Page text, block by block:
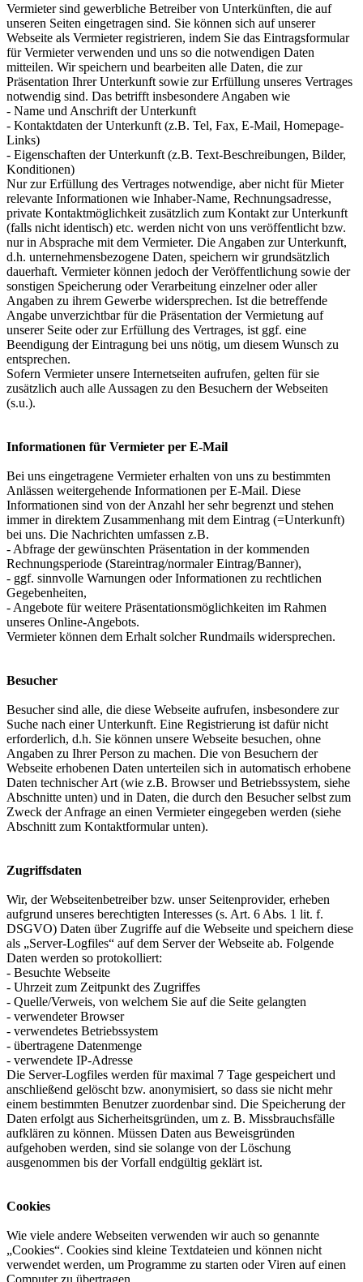
Vermieter sind gewerbliche Betreiber von Unterkünften, die auf
unseren Seiten eingetragen sind. Sie können sich auf unserer
Webseite als Vermieter registrieren, indem Sie das Eintragsformular
für Vermieter verwenden und uns so die notwendigen Daten
mitteilen. Wir speichern und bearbeiten alle Daten, die zur
Präsentation Ihrer Unterkunft sowie zur Erfüllung unseres Vertrages
notwendig sind. Das betrifft insbesondere Angaben wie
- Name und Anschrift der Unterkunft
- Kontaktdaten der Unterkunft (z.B. Tel, Fax, E-Mail, Homepage-
Links)
- Eigenschaften der Unterkunft (z.B. Text-Beschreibungen, Bilder,
Konditionen)
Nur zur Erfüllung des Vertrages notwendige, aber nicht für Mieter
relevante Informationen wie Inhaber-Name, Rechnungsadresse,
private Kontaktmöglichkeit zusätzlich zum Kontakt zur Unterkunft
(falls nicht identisch) etc. werden nicht von uns veröffentlicht bzw.
nur in Absprache mit dem Vermieter. Die Angaben zur Unterkunft,
d.h. unternehmensbezogene Daten, speichern wir grundsätzlich
dauerhaft. Vermieter können jedoch der Veröffentlichung sowie der
sonstigen Speicherung oder Verarbeitung einzelner oder aller
Angaben zu ihrem Gewerbe widersprechen. Ist die betreffende
Angabe unverzichtbar für die Präsentation der Vermietung auf
unserer Seite oder zur Erfüllung des Vertrages, ist ggf. eine
Beendigung der Eintragung bei uns nötig, um diesem Wunsch zu
entsprechen.
Sofern Vermieter unsere Internetseiten aufrufen, gelten für sie
zusätzlich auch alle Aussagen zu den Besuchern der Webseiten
(s.u.).
Informationen für Vermieter per E-Mail
Bei uns eingetragene Vermieter erhalten von uns zu bestimmten
Anlässen weitergehende Informationen per E-Mail. Diese
Informationen sind von der Anzahl her sehr begrenzt und stehen
immer in direktem Zusammenhang mit dem Eintrag (=Unterkunft)
bei uns. Die Nachrichten umfassen z.B.
- Abfrage der gewünschten Präsentation in der kommenden
Rechnungsperiode (Stareintrag/normaler Eintrag/Banner),
- ggf. sinnvolle Warnungen oder Informationen zu rechtlichen
Gegebenheiten,
- Angebote für weitere Präsentationsmöglichkeiten im Rahmen
unseres Online-Angebots.
Vermieter können dem Erhalt solcher Rundmails widersprechen.
Besucher
Besucher sind alle, die diese Webseite aufrufen, insbesondere zur
Suche nach einer Unterkunft. Eine Registrierung ist dafür nicht
erforderlich, d.h. Sie können unsere Webseite besuchen, ohne
Angaben zu Ihrer Person zu machen. Die von Besuchern der
Webseite erhobenen Daten unterteilen sich in automatisch erhobene
Daten technischer Art (wie z.B. Browser und Betriebssystem, siehe
Abschnitte unten) und in Daten, die durch den Besucher selbst zum
Zweck der Anfrage an einen Vermieter eingegeben werden (siehe
Abschnitt zum Kontaktformular unten).
Zugriffsdaten
Wir, der Webseitenbetreiber bzw. unser Seitenprovider, erheben
aufgrund unseres berechtigten Interesses (s. Art. 6 Abs. 1 lit. f.
DSGVO) Daten über Zugriffe auf die Webseite und speichern diese
als „Server-Logfiles“ auf dem Server der Webseite ab. Folgende
Daten werden so protokolliert:
- Besuchte Webseite
- Uhrzeit zum Zeitpunkt des Zugriffes
- Quelle/Verweis, von welchem Sie auf die Seite gelangten
- verwendeter Browser
- verwendetes Betriebssystem
- übertragene Datenmenge
- verwendete IP-Adresse
Die Server-Logfiles werden für maximal 7 Tage gespeichert und
anschließend gelöscht bzw. anonymisiert, so dass sie nicht mehr
einem bestimmten Benutzer zuordenbar sind. Die Speicherung der
Daten erfolgt aus Sicherheitsgründen, um z. B. Missbrauchsfälle
aufklären zu können. Müssen Daten aus Beweisgründen
aufgehoben werden, sind sie solange von der Löschung
ausgenommen bis der Vorfall endgültig geklärt ist.
Cookies
Wie viele andere Webseiten verwenden wir auch so genannte
„Cookies“. Cookies sind kleine Textdateien und können nicht
verwendet werden, um Programme zu starten oder Viren auf einen
Computer zu übertragen.